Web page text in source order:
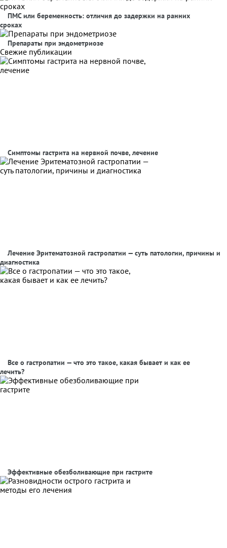
ПМС или беременность: отличия до задержки на ранних
сроках
Препараты при эндометриозе
Свежие публикации
Симптомы гастрита на нервной почве, лечение
Лечение Эритематозной гастропатии — суть патологии, причины и
диагностика
Все о гастропатии — что это такое, какая бывает и как ее
лечить?
Эффективные обезболивающие при гастрите